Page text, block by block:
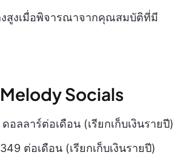
สูงเมื่อพิจารณาจากคุณสมบัติที่มี
Socials
ดอลลาร์ต่อเดือน (เรียกเก็บเงินรายปี)
ต่อเดือน (เรียกเก็บเงินรายปี)